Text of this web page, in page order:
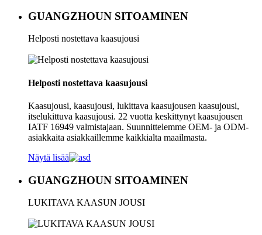
GUANGZHOUN SITOAMINEN
Helposti nostettava kaasujousi
Helposti nostettava kaasujousi
Kaasujousi, kaasujousi, lukittava kaasujousen kaasujousi,
itselukittuva kaasujousi. 22 vuotta keskittynyt kaasujousen
IATF 16949 valmistajaan. Suunnittelemme OEM- ja ODM-
asiakkaita asiakkaillemme kaikkialta maailmasta.
Näytä lisää
GUANGZHOUN SITOAMINEN
LUKITAVA KAASUN JOUSI